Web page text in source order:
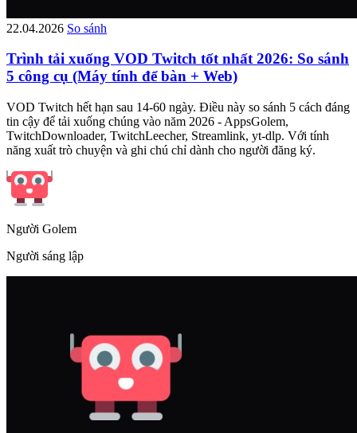
22.04.2026 So sánh
Trình tải xuống VOD Twitch tốt nhất 2026: So sánh
5 công cụ (Máy tính để bàn + Web)
VOD Twitch hết hạn sau 14-60 ngày. Điều này so sánh 5 cách đáng
tin cậy để tải xuống chúng vào năm 2026 - AppsGolem,
TwitchDownloader, TwitchLeecher, Streamlink, yt-dlp. Với tính
năng xuất trò chuyện và ghi chú chỉ dành cho người đăng ký.
Người Golem
Người sáng lập